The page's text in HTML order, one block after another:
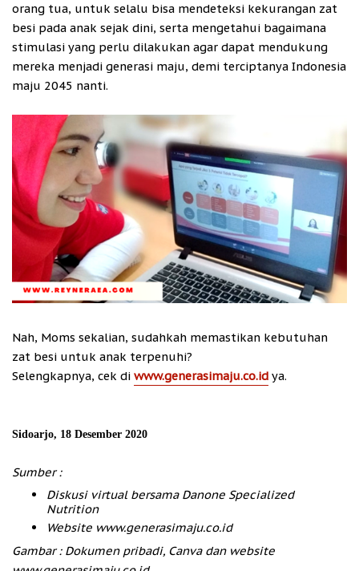
orang tua, untuk selalu bisa mendeteksi kekurangan zat
besi pada anak sejak dini, serta mengetahui bagaimana
stimulasi yang perlu dilakukan agar dapat mendukung
mereka menjadi generasi maju, demi terciptanya Indonesia
maju 2045 nanti.
Nah, Moms sekalian, sudahkah memastikan kebutuhan
zat besi untuk anak terpenuhi?
Selengkapnya, cek di www.generasimaju.co.id ya.
Sidoarjo, 18 Desember 2020
Sumber :
Diskusi virtual bersama Danone Specialized
Nutrition
Website www.generasimaju.co.id
Gambar : Dokumen pribadi, Canva dan website